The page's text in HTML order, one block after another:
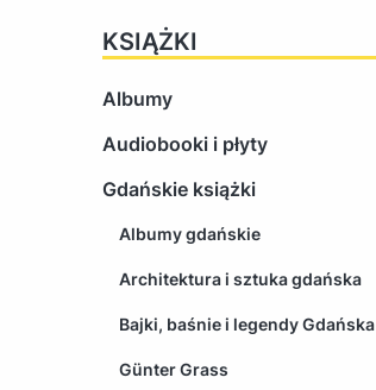
KSIĄŻKI
Albumy
Audiobooki i płyty
Gdańskie książki
Albumy gdańskie
Architektura i sztuka gdańska
Bajki, baśnie i legendy Gdańska
Günter Grass